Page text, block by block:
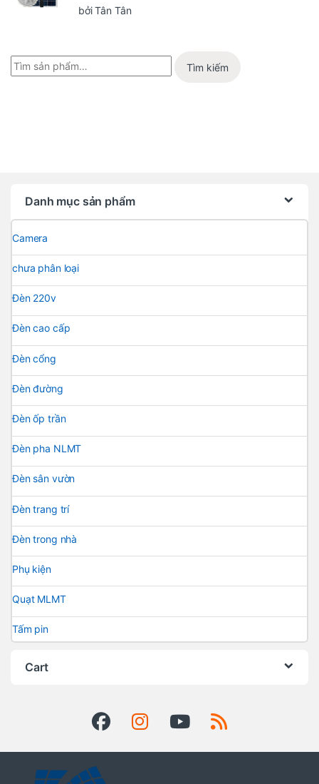
Được xếp
hạng 55
bởi Tân Tân
Tìm kiếm
Danh mục sản phẩm
Camera
chưa phân loại
Đèn 220v
Đèn cao cấp
Đèn cổng
Đèn đường
Đèn ốp trần
Đèn pha NLMT
Đèn sân vườn
Đèn trang trí
Đèn trong nhà
Phụ kiện
Quạt MLMT
Tấm pin
Cart